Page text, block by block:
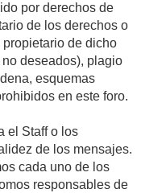
por derechos de
de los derechos o
de dicho
deseados), plagio
esquemas
en este foro.
el Staff o los
de los mensajes.
cada uno de los
responsables de